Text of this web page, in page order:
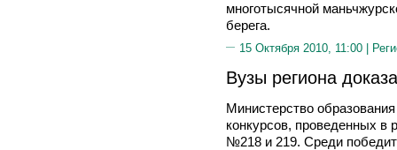
многотысячной
берега.
15 Октября 2010, 11:00 |
Вузы региона
Министерство
конкурсов, проведенных в
№218 и 219. Среди